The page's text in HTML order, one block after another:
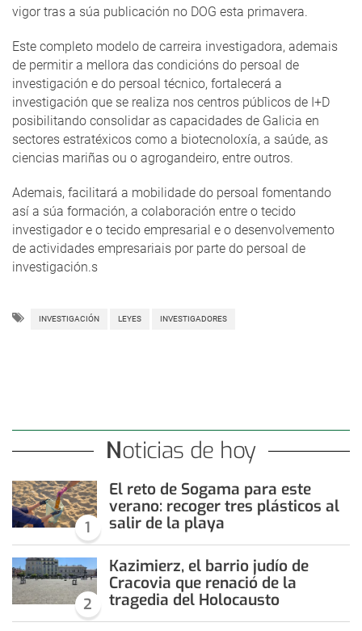
vigor tras a súa publicación no DOG esta primavera.
Este completo modelo de carreira investigadora, ademais
de permitir a mellora das condicións do persoal de
investigación e do persoal técnico, fortalecerá a
investigación que se realiza nos centros públicos de I+D
posibilitando consolidar as capacidades de Galicia en
sectores estratéxicos como a biotecnoloxía, a saúde, as
ciencias mariñas ou o agrogandeiro, entre outros.
Ademais, facilitará a mobilidade do persoal fomentando
así a súa formación, a colaboración entre o tecido
investigador e o tecido empresarial e o desenvolvemento
de actividades empresariais por parte do persoal de
investigación.s
INVESTIGACIÓN LEYES INVESTIGADORES
Noticias de hoy
1
El reto de Sogama para este
verano: recoger tres plásticos al
salir de la playa
2
Kazimierz, el barrio judío de
Cracovia que renació de la
tragedia del Holocausto